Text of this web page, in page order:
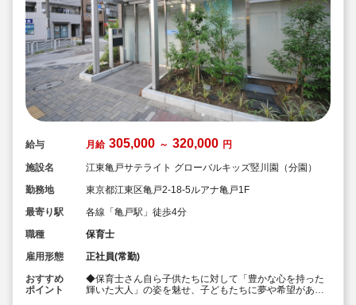
給与 月給 305,000 ～ 320,000 円
施設名
江東亀戸サテライト グローバルキッズ竪川園（分園）
勤務地
東京都江東区亀戸2-18-5ルアナ亀戸1F
最寄り駅
各線「亀戸駅」徒歩4分
職種
保育士
雇用形態
正社員(常勤)
おすすめ
ポイント
◆保育士さん自ら子供たちに対して「豊かな心を持った
輝いた大人」の姿を魅せ、子どもたちに夢や希望がある